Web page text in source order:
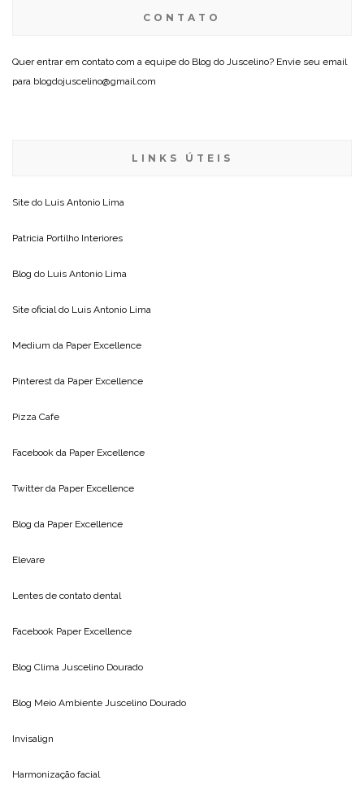
CONTATO
Quer entrar em contato com a equipe do Blog do Juscelino? Envie seu email
para blogdojuscelino@gmail.com
LINKS ÚTEIS
Site do Luis Antonio Lima
Patricia Portilho Interiores
Blog do Luis Antonio Lima
Site oficial do Luis Antonio Lima
Medium da Paper Excellence
Pinterest da Paper Excellence
Pizza Cafe
Facebook da Paper Excellence
Twitter da Paper Excellence
Blog da Paper Excellence
Elevare
Lentes de contato dental
Facebook Paper Excellence
Blog Clima Juscelino Dourado
Blog Meio Ambiente Juscelino Dourado
Invisalign
Harmonização facial